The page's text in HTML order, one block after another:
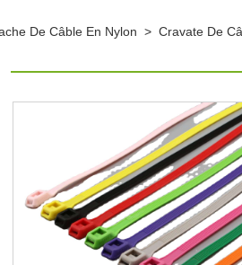
De Câble En Nylon > Cravate De